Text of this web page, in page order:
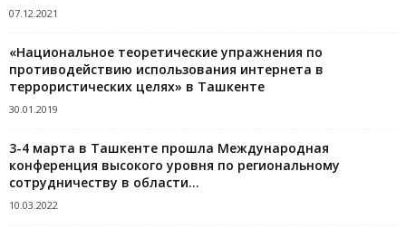
07.12.2021
«Национальное теоретические упражнения по
противодействию использования интернета в
террористических целях» в Ташкенте
30.01.2019
3-4 марта в Ташкенте прошла Международная
конференция высокого уровня по региональному
сотрудничеству в области...
10.03.2022